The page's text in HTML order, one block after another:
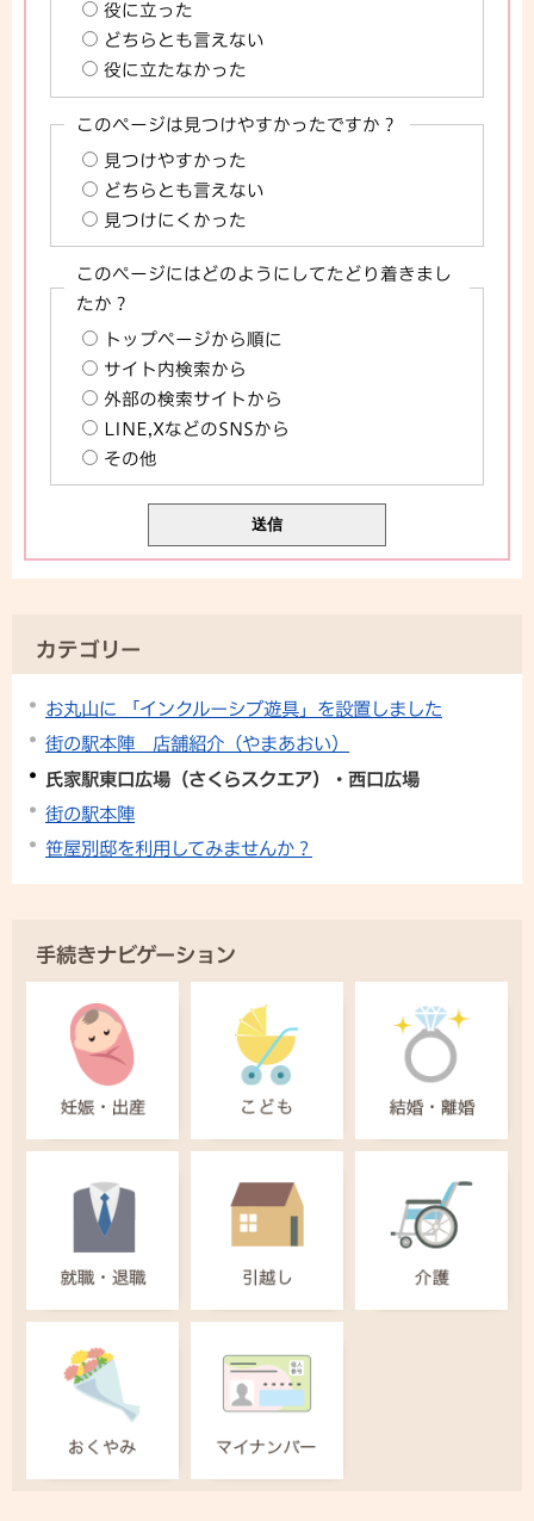
役に立った
どちらとも言えない
役に立たなかった
このページは見つけやすかったですか？
見つけやすかった
どちらとも言えない
見つけにくかった
このページにはどのようにしてたどり着きまし
たか？
トップページから順に
サイト内検索から
外部の検索サイトから
LINE,XなどのSNSから
その他
カテゴリー
お丸山に 「インクルーシブ遊具」を設置しました
街の駅本陣 店舗紹介（やまあおい）
氏家駅東口広場（さくらスクエア）・西口広場
街の駅本陣
笹屋別邸を利用してみませんか？
手続きナビゲーション